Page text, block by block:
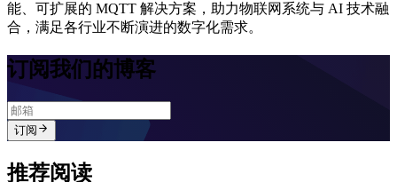
能、可扩展的 MQTT 解决方案，助力物联网系统与 AI 技术融
合，满足各行业不断演进的数字化需求。
订阅我们的博客
订阅
推荐阅读